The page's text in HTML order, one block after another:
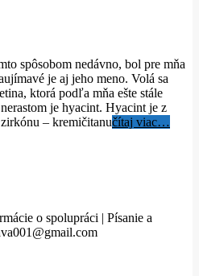
spôsobom nedávno, bol pre mňa
je aj jeho meno. Volá sa
ktorá podľa mňa ešte stále
je hyacint. Hyacint je z
– kremičitanučítaj viac…
o spolupráci | Písanie a